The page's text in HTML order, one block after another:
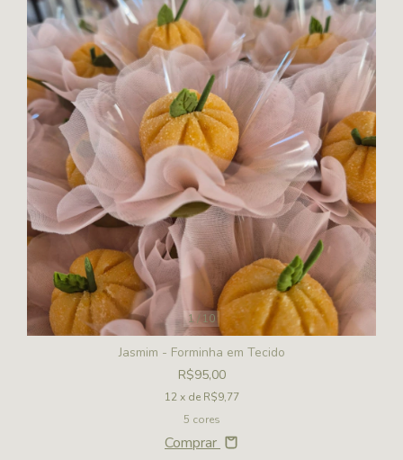
1 / 10
Jasmim - Forminha em Tecido
R$95,00
12 x de R$9,77
5 cores
Comprar